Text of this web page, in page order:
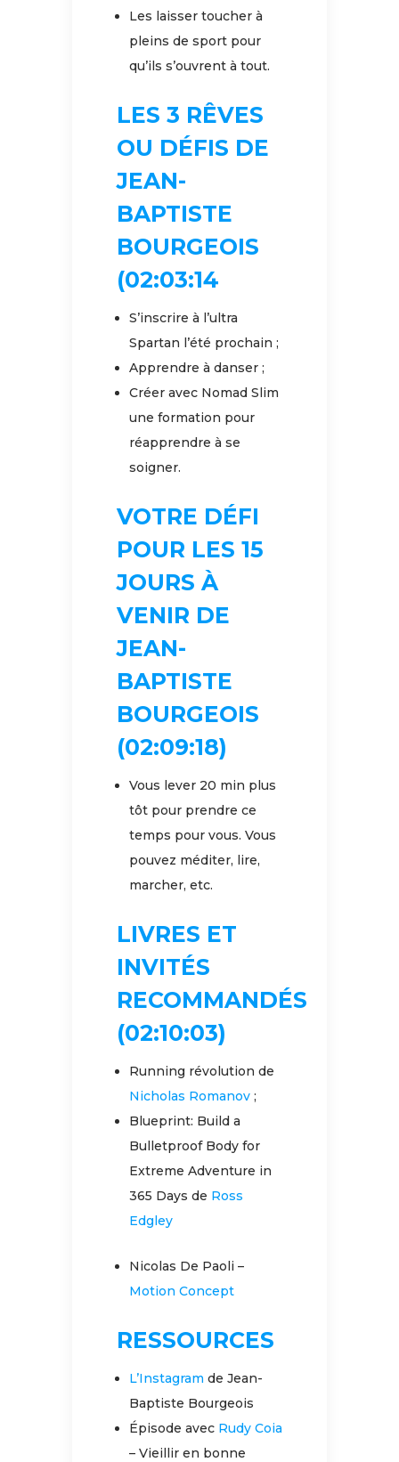
Les laisser toucher à
pleins de sport pour
qu’ils s’ouvrent à tout.
LES 3 RÊVES
OU DÉFIS DE
JEAN-
BAPTISTE
BOURGEOIS
(02:03:14
S’inscrire à l’ultra
Spartan l’été prochain ;
Apprendre à danser ;
Créer avec Nomad Slim
une formation pour
réapprendre à se
soigner.
VOTRE DÉFI
POUR LES 15
JOURS À
VENIR DE
JEAN-
BAPTISTE
BOURGEOIS
(02:09:18)
Vous lever 20 min plus
tôt pour prendre ce
temps pour vous. Vous
pouvez méditer, lire,
marcher, etc.
LIVRES ET
INVITÉS
RECOMMANDÉS
(02:10:03)
Running révolution de
Nicholas Romanov;
Blueprint: Build a
Bulletproof Body for
Extreme Adventure in
365 Days de Ross
Edgley
Nicolas De Paoli –
Motion Concept
RESSOURCES
L’Instagram de Jean-
Baptiste Bourgeois
Épisode avec Rudy Coia
– Vieillir en bonne